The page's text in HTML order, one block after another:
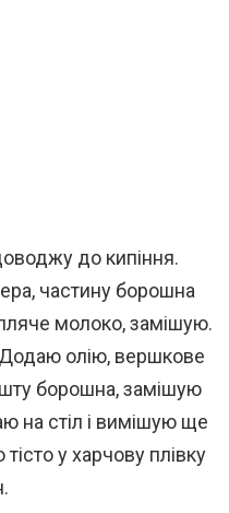
до кипіння.
частину борошна
молоко, замішую.
олію, вершкове
борошна, замішую
на стіл і вимішую ще
у харчову плівку